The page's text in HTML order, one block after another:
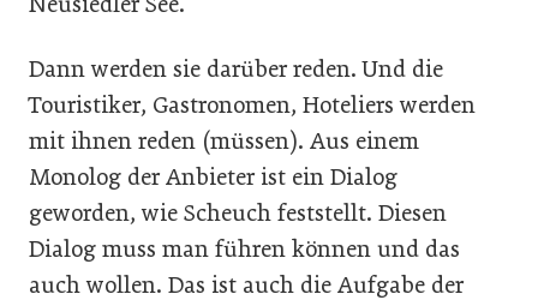
Dann werden sie darüber reden. Und die
Touristiker, Gastronomen, Hoteliers werden
mit ihnen reden (müssen). Aus einem
Monolog der Anbieter ist ein Dialog
geworden, wie Scheuch feststellt. Diesen
Dialog muss man führen können und das
auch wollen. Das ist auch die Aufgabe der